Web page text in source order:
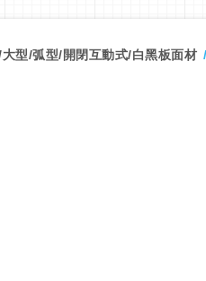
型/弧型/開閉互動式/白黑板面材